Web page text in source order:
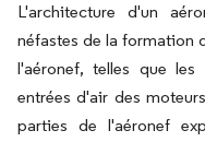
L'architecture d'un
néfastes de la formation
l'aéronef, telles que
entrées d'air des
parties de l'aéronef